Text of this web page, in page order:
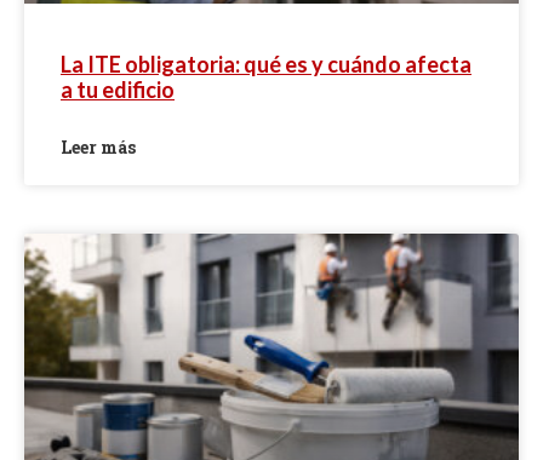
La ITE obligatoria: qué es y cuándo afecta
a tu edificio
Leer más